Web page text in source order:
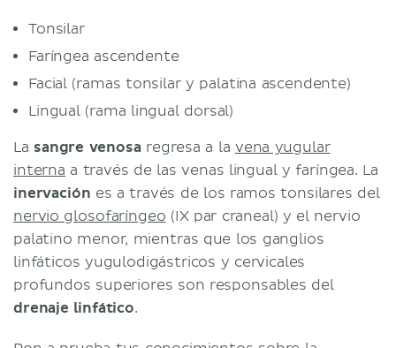
Tonsilar
Faríngea ascendente
Facial (ramas tonsilar y palatina ascendente)
Lingual (rama lingual dorsal)
La sangre venosa regresa a la vena yugular
interna a través de las venas lingual y faríngea. La
inervación es a través de los ramos tonsilares del
nervio glosofaríngeo (IX par craneal) y el nervio
palatino menor, mientras que los ganglios
linfáticos yugulodigástricos y cervicales
profundos superiores son responsables del
drenaje linfático.